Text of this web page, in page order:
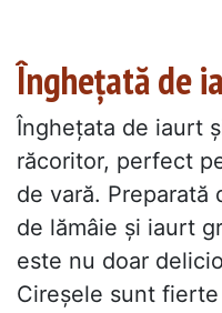
Înghețată de
Înghețata de iaurt
răcoritor, perfect
de vară. Preparată
de lămâie și iaurt
este nu doar
Cireșele sunt